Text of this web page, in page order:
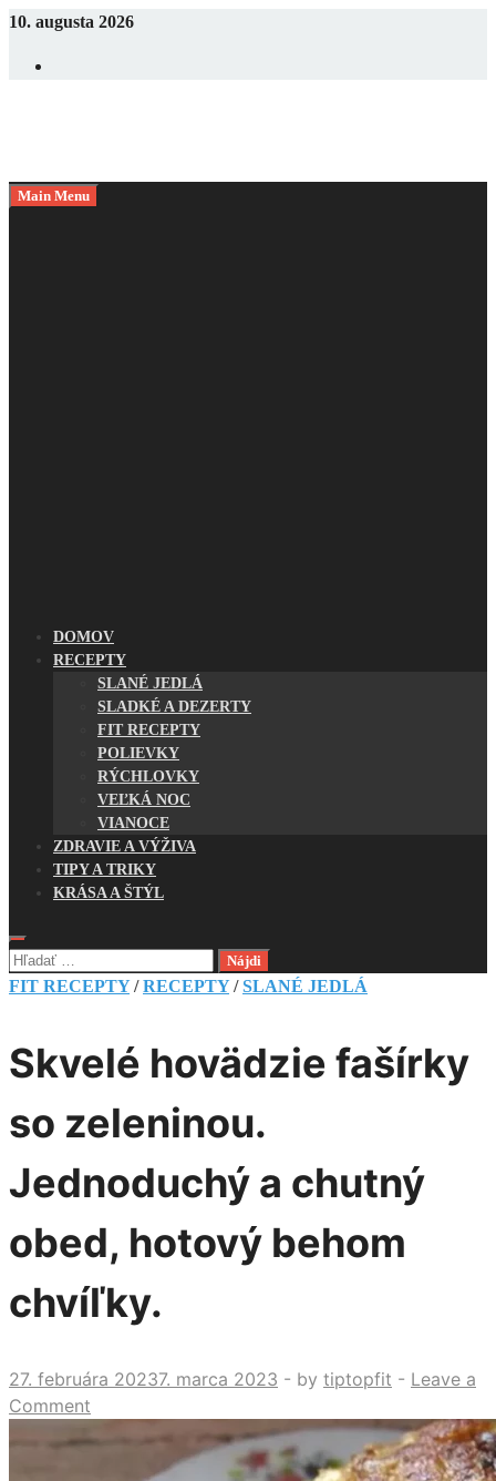
Skip
content
10. augusta 2026
Tie najlepšie recepty na každý deň
Main Menu
DOMOV
RECEPTY
SLANÉ JEDLÁ
SLADKÉ A DEZERTY
FIT RECEPTY
POLIEVKY
RÝCHLOVKY
VEĽKÁ NOC
VIANOCE
ZDRAVIE A VÝŽIVA
TIPY A TRIKY
KRÁSA A ŠTÝL
Hľadať:
FIT RECEPTY/RECEPTY/SLANÉ JEDLÁ
Skvelé hovädzie fašírky
so zeleninou.
Jednoduchý a chutný
obed, hotový behom
chvíľky.
27. februára 20237. marca 2023 - by tiptopfit - Leave a
Comment